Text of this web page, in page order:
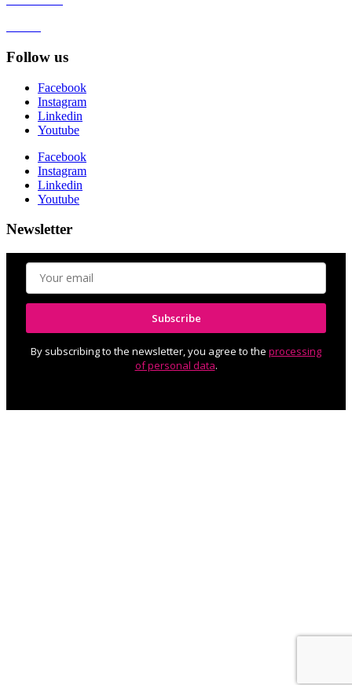
Follow us
Facebook
Instagram
Linkedin
Youtube
Facebook
Instagram
Linkedin
Youtube
Newsletter
Subscribe
By subscribing to the newsletter, you agree to the processing
of personal data.